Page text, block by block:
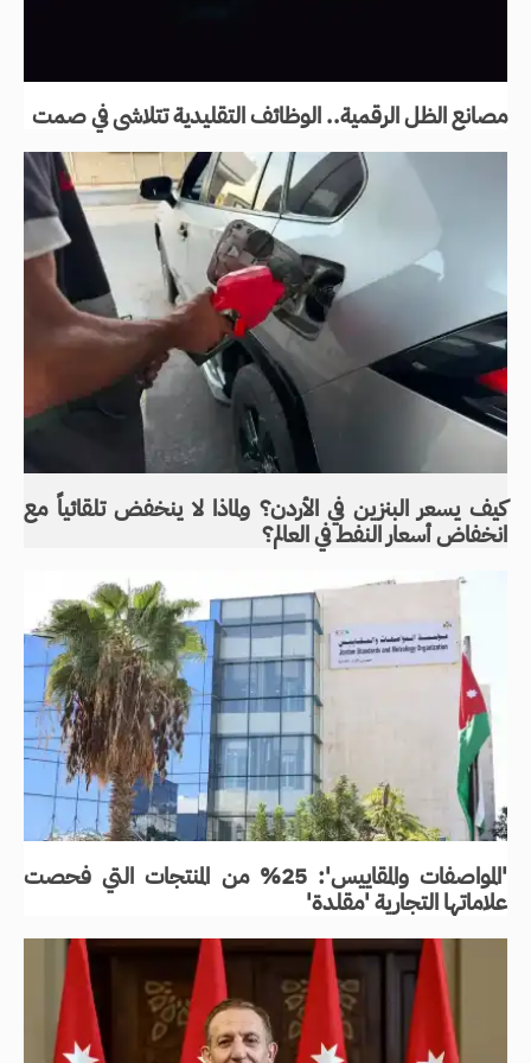
مصانع الظل الرقمية.. الوظائف التقليدية تتلاشى في صمت
كيف يسعر البنزين في الأردن؟ ولماذا لا ينخفض تلقائياً مع
انخفاض أسعار النفط في العالم؟
'المواصفات والمقاييس': 25% من المنتجات التي فحصت
علاماتها التجارية 'مقلدة'